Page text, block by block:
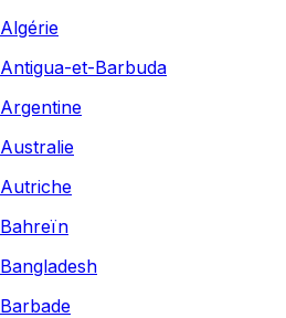
Algérie
Antigua-et-Barbuda
Argentine
Australie
Autriche
Bahreïn
Bangladesh
Barbade